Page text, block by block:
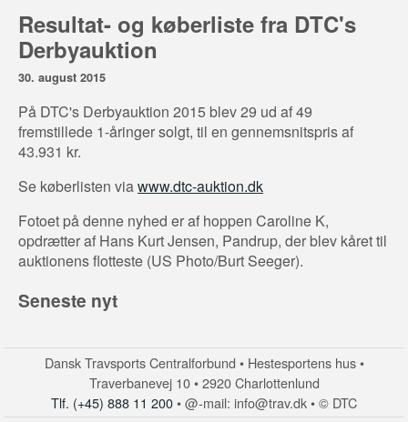
Resultat- og køberliste fra DTC's
Derbyauktion
30. august 2015
På DTC's Derbyauktion 2015 blev 29 ud af 49
fremstillede 1-åringer solgt, til en gennemsnitspris af
43.931 kr.
Se køberlisten viawww.dtc-auktion.dk
Fotoet på denne nyhed er af hoppen Caroline K,
opdrætter af Hans Kurt Jensen, Pandrup, der blev kåret til
auktionens flotteste (US Photo/Burt Seeger).
Seneste nyt
Dansk Travsports Centralforbund • Hestesportens hus •
Traverbanevej 10 • 2920 Charlottenlund
Tlf. (+45) 888 11 200• @-mail: info@trav.dk • © DTC